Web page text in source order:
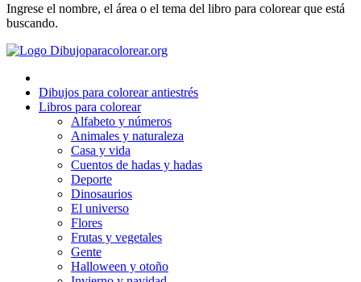
Deporte
Dinosaurios
Flores
Frutas y vegetales
Halloween y otoño
Invierno y navidad
Música e instrumentos musicales
Ingrese el nombre, el área o el tema del libro para colorear que está
buscando.
Dibujos para colorear antiestrés
Libros para colorear
Alfabeto y números
Animales y naturaleza
Casa y vida
Cuentos de hadas y hadas
Deporte
Dinosaurios
El universo
Flores
Frutas y vegetales
Gente
Halloween y otoño